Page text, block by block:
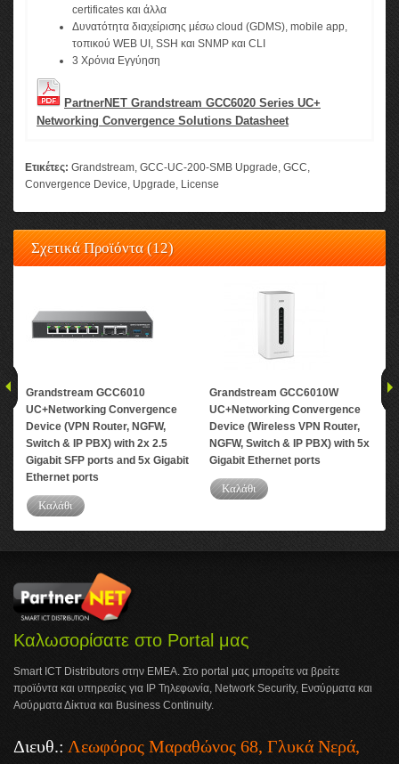
certificates και άλλα
Δυνατότητα διαχείρισης μέσω cloud (GDMS), mobile app,
τοπικού WEB UI, SSH και SNMP και CLI
3 Χρόνια Εγγύηση
PartnerNET Grandstream GCC6020 Series UC+
Networking Convergence Solutions Datasheet
Ετικέτες: Grandstream, GCC-UC-200-SMB Upgrade, GCC,
Convergence Device, Upgrade, License
Σχετικά Προϊόντα (12)
Grandstream GCC6010
UC+Networking Convergence
Device (VPN Router, NGFW,
Switch & IP PBX) with 2x 2.5
Gigabit SFP ports and 5x Gigabit
Ethernet ports
Καλάθι
Grandstream GCC6010W
UC+Networking Convergence
Device (Wireless VPN Router,
NGFW, Switch & IP PBX) with 5x
Gigabit Ethernet ports
Καλάθι
Καλωσορίσατε στο Portal μας
Smart ICT Distributors στην ΕΜΕΑ. Στο portal μας μπορείτε να βρείτε
προϊόντα και υπηρεσίες για IP Τηλεφωνία, Network Security, Ενσύρματα και
Ασύρματα Δίκτυα και Business Continuity.
Διευθ.: Λεωφόρος Μαραθώνος 68, Γλυκά Νερά,